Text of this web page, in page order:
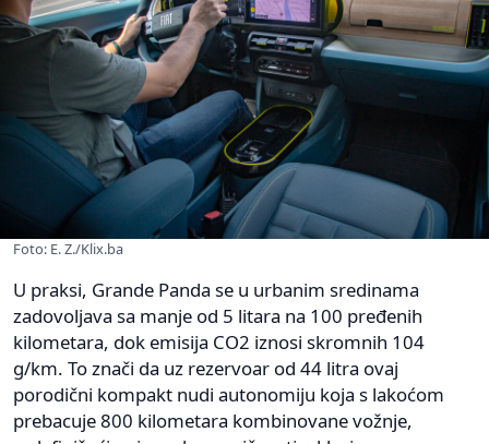
Foto: E. Z./Klix.ba
U praksi, Grande Panda se u urbanim sredinama
zadovoljava sa manje od 5 litara na 100 pređenih
kilometara, dok emisija CO2 iznosi skromnih 104
g/km. To znači da uz rezervoar od 44 litra ovaj
porodični kompakt nudi autonomiju koja s lakoćom
prebacuje 800 kilometara kombinovane vožnje,